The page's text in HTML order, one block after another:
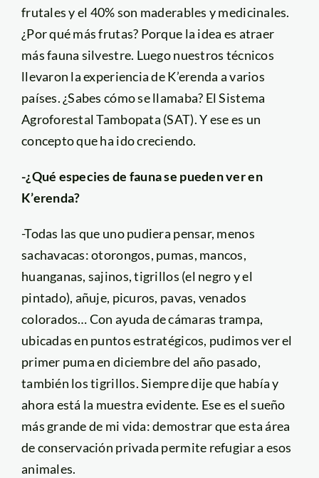
frutales y el 40% son maderables y medicinales.
¿Por qué más frutas? Porque la idea es atraer
más fauna silvestre. Luego nuestros técnicos
llevaron la experiencia de K’erenda a varios
países. ¿Sabes cómo se llamaba? El Sistema
Agroforestal Tambopata (SAT). Y ese es un
concepto que ha ido creciendo.
-¿Qué especies de fauna se pueden ver en
K’erenda?
-Todas las que uno pudiera pensar, menos
sachavacas: otorongos, pumas, mancos,
huanganas, sajinos, tigrillos (el negro y el
pintado), añuje, picuros, pavas, venados
colorados… Con ayuda de cámaras trampa,
ubicadas en puntos estratégicos, pudimos ver el
primer puma en diciembre del año pasado,
también los tigrillos. Siempre dije que había y
ahora está la muestra evidente. Ese es el sueño
más grande de mi vida: demostrar que esta área
de conservación privada permite refugiar a esos
animales.